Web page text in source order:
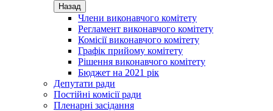
Назад
Члени виконавчого комітету
Регламент виконавчого комітету
Комісії виконавчого комітету
Графік прийому комітету
Рішення виконавчого комітету
Бюджет на 2021 рік
Депутати ради
Постійні комісії ради
Пленарні засідання